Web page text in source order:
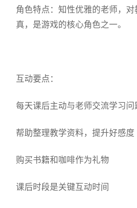
角色特点：知性优雅的老师，对
真，是游戏的核心角色之一。
互动要点：
每天课后主动与老师交流学习问
帮助整理教学资料，提升好感度
购买书籍和咖啡作为礼物
课后时段是关键互动时间